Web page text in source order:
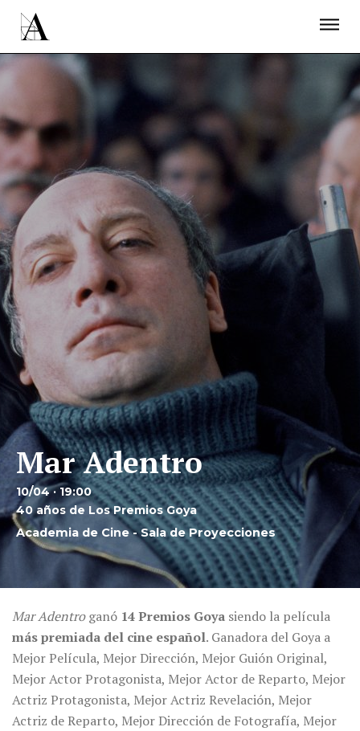
Mar Adentro
10/04 · 19:00
40 años de Los Premios Goya
Academia de Cine - Sala de Proyecciones
Mar Adentroganó 14 Premios Goya siendo la película
más premiada del cine español. Ganadora del Goya a
Mejor Película, Mejor Dirección, Mejor Guión Original,
Mejor Actor Protagonista, Mejor Actor de Reparto, Mejor
Actriz Protagonista, Mejor Actriz Revelación, Mejor
Actriz de Reparto, Mejor Dirección de Fotografía, Mejor
ÚNETE A LA ACADEMIA DE CINE
NEWSLETTER